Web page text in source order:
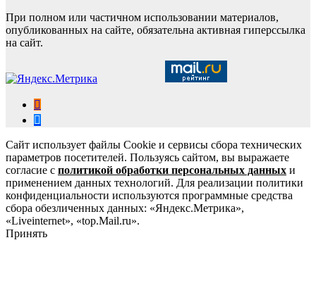
При полном или частичном использовании материалов,
опубликованных на сайте, обязательна активная гиперссылка
на сайт.
Сайт использует файлы Cookie и сервисы сбора технических
параметров посетителей. Пользуясь сайтом, вы выражаете
согласие с политикой обработки персональных данных и
применением данных технологий. Для реализации политики
конфиденциальности используются программные средства
сбора обезличенных данных: «Яндекс.Метрика»,
«Liveinternet», «top.Mail.ru».
Принять